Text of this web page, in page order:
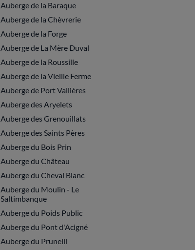
Auberge de la Baraque
Auberge de la Chèvrerie
Auberge de la Forge
Auberge de La Mère Duval
Auberge de la Roussille
Auberge de la Vieille Ferme
Auberge de Port Vallières
Auberge des Aryelets
Auberge des Grenouillats
Auberge des Saints Pères
Auberge du Bois Prin
Auberge du Château
Auberge du Cheval Blanc
Auberge du Moulin - Le
Saltimbanque
Auberge du Poids Public
Auberge du Pont d'Acigné
Auberge du Prunelli